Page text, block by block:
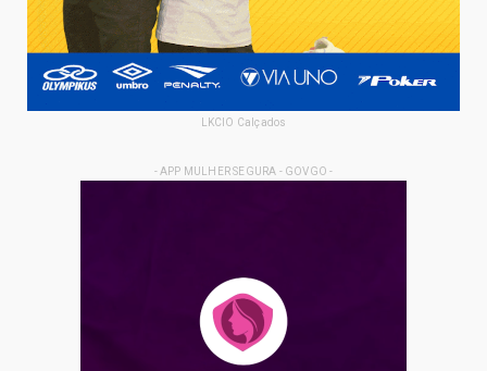
LKCIO Calçados
- APP MULHER SEGURA - GOVGO -